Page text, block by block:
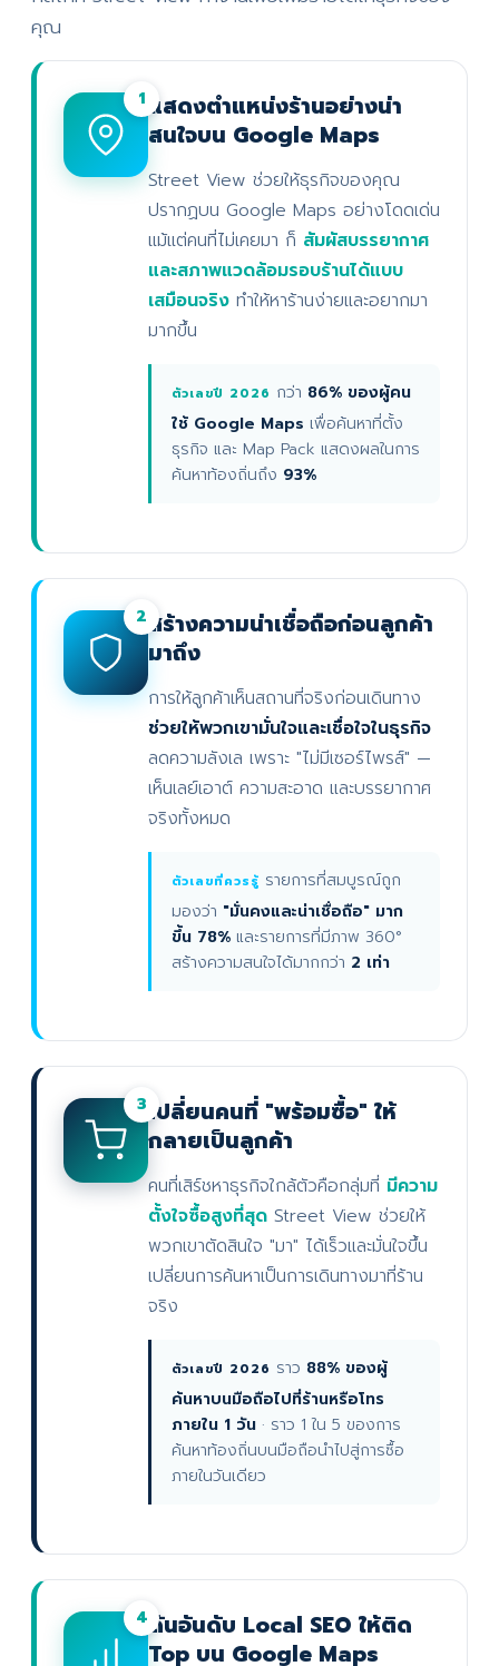
คุณ
1แสดงตำแหน่งร้านอย่างน่า
สนใจบน Google Maps
Street View ช่วยให้ธุรกิจของคุณ
ปรากฏบน Google Maps อย่างโดดเด่น
แม้แต่คนที่ไม่เคยมา ก็ สัมผัสบรรยากาศ
และสภาพแวดล้อมรอบร้านได้แบบ
เสมือนจริง ทำให้หาร้านง่ายและอยากมา
มากขึ้น
ตัวเลขปี 2026 กว่า 86% ของผู้คน
ใช้ Google Maps เพื่อค้นหาที่ตั้ง
ธุรกิจ และ Map Pack แสดงผลในการ
ค้นหาท้องถิ่นถึง 93%
2สร้างความน่าเชื่อถือก่อนลูกค้า
มาถึง
การให้ลูกค้าเห็นสถานที่จริงก่อนเดินทาง
ช่วยให้พวกเขามั่นใจและเชื่อใจในธุรกิจ
ลดความลังเล เพราะ "ไม่มีเซอร์ไพรส์" —
เห็นเลย์เอาต์ ความสะอาด และบรรยากาศ
จริงทั้งหมด
ตัวเลขที่ควรรู้ รายการที่สมบูรณ์ถูก
มองว่า "มั่นคงและน่าเชื่อถือ" มาก
ขึ้น 78% และรายการที่มีภาพ 360°
สร้างความสนใจได้มากกว่า 2 เท่า
3เปลี่ยนคนที่ "พร้อมซื้อ" ให้
กลายเป็นลูกค้า
คนที่เสิร์ชหาธุรกิจใกล้ตัวคือกลุ่มที่ มีความ
ตั้งใจซื้อสูงที่สุด Street View ช่วยให้
พวกเขาตัดสินใจ "มา" ได้เร็วและมั่นใจขึ้น
เปลี่ยนการค้นหาเป็นการเดินทางมาที่ร้าน
จริง
ตัวเลขปี 2026 ราว 88% ของผู้
ค้นหาบนมือถือไปที่ร้านหรือโทร
ภายใน 1 วัน · ราว 1 ใน 5 ของการ
ค้นหาท้องถิ่นบนมือถือนำไปสู่การซื้อ
ภายในวันเดียว
4ดันอันดับ Local SEO ให้ติด
Top บน Google Maps